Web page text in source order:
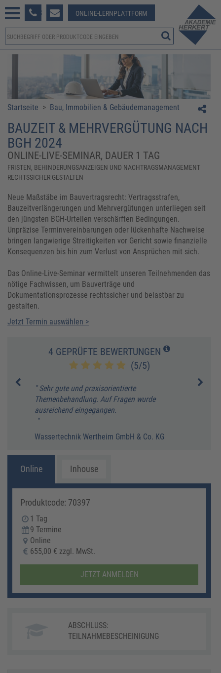
381-123 ONLINE-LERNPLATTFORM
Startseite > Bau, Immobilien & Gebäudemanagement
​​BAUZEIT & MEHRVERGÜTUNG NACH
BGH 2024​
ONLINE-LIVE-SEMINAR, DAUER 1 TAG
​​FRISTEN, BEHINDERUNGSANZEIGEN UND NACHTRAGSMANAGEMENT
RECHTSSICHER GESTALTEN​
Neue Maßstäbe im Bauvertragsrecht: Vertragsstrafen,
Bauzeitverlängerungen und Mehrvergütungen unterliegen seit
den jüngsten BGH-Urteilen verschärften Bedingungen.
Unpräzise Terminvereinbarungen oder lückenhafte Nachweise
bringen langwierige Streitigkeiten vor Gericht sowie finanzielle
Konsequenzen bis hin zum Verlust von Ansprüchen mit sich.
Das Online-Live-Seminar vermittelt unseren Teilnehmenden das
nötige Fachwissen, um Bauverträge und
Dokumentationsprozesse rechtssicher und belastbar zu
gestalten.
Jetzt Termin auswählen >
4 GEPRÜFTE BEWERTUNGEN
(5/5)
" Sehr gute und praxisorientierte
Themenbehandlung. Auf Fragen wurde
ausreichend eingegangen.
"
Wassertechnik Wertheim GmbH & Co. KG
Online Inhouse
Produktcode: 70397
1 Tag
9 Termine
Online
655,00 € zzgl. MwSt.
JETZT ANMELDEN
ABSCHLUSS:
TEILNAHMEBESCHEINIGUNG